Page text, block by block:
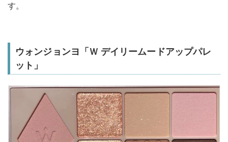
す。
ウォンジョンヨ「Ｗ デイリームードアップパレ
ット」